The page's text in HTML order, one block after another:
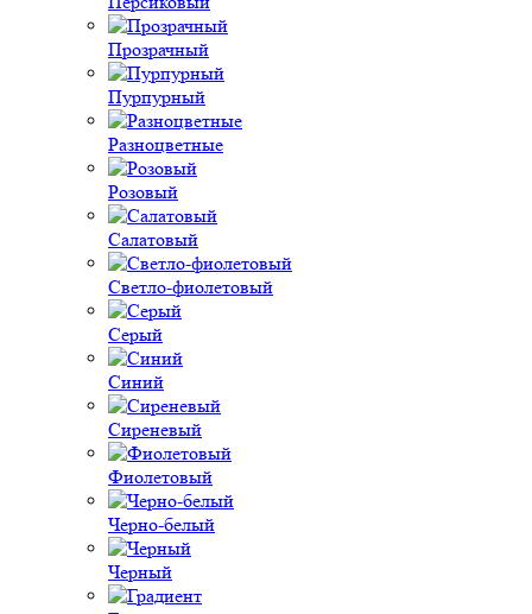
Прозрачный
Пурпурный
Разноцветные
Розовый
Салатовый
Светло-фиолетовый
Серый
Синий
Сиреневый
Фиолетовый
Черно-белый
Черный